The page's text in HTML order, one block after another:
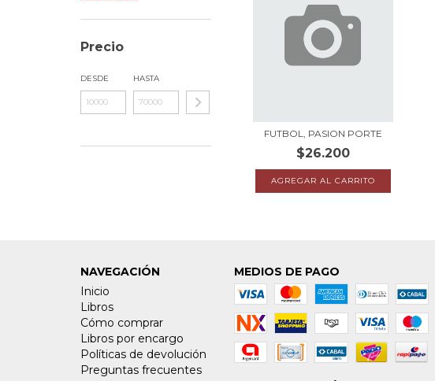
Precio
DESDE HASTA
FUTBOL, PASION PORTE
$26.200
NAVEGACIÓN
Inicio
Libros
Cómo comprar
Libros por encargo
Políticas de devolución
Preguntas frecuentes
MEDIOS DE PAGO